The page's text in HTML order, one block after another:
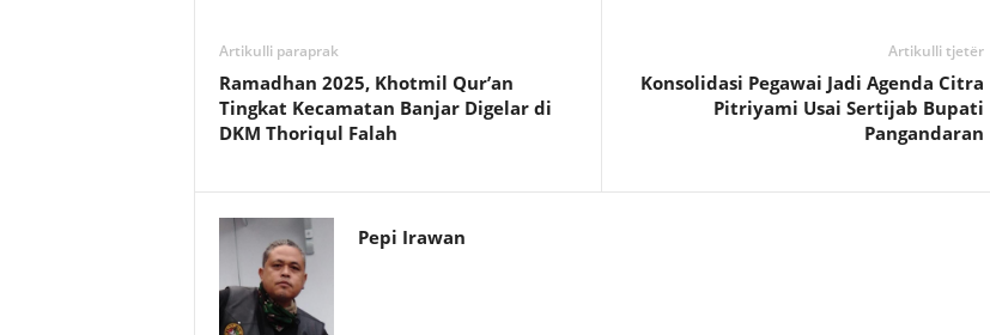
Artikulli paraprak
Ramadhan 2025, Khotmil Qur’an
Tingkat Kecamatan Banjar Digelar di
DKM Thoriqul Falah
Artikulli tjetër
Konsolidasi Pegawai Jadi Agenda Citra
Pitriyami Usai Sertijab Bupati
Pangandaran
Pepi Irawan